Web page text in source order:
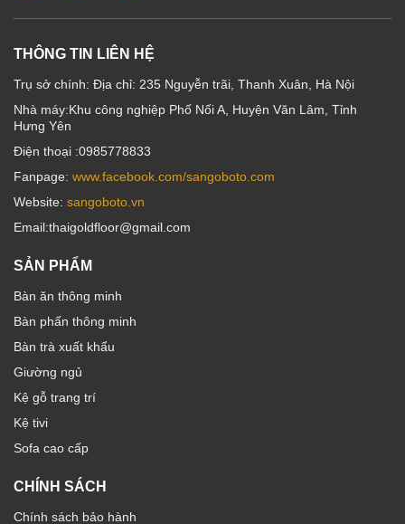
THÔNG TIN LIÊN HỆ
Trụ sở chính: Địa chỉ: 235 Nguyễn trãi, Thanh Xuân, Hà Nội
Nhà máy:Khu công nghiệp Phố Nối A, Huyện Văn Lâm, Tỉnh
Hưng Yên
Điện thoại :0985778833
Fanpage: www.facebook.com/sangoboto.com
Website: sangoboto.vn
Email:thaigoldfloor@gmail.com
SẢN PHẨM
Bàn ăn thông minh
Bàn phấn thông minh
Bàn trà xuất khẩu
Giường ngủ
Kệ gỗ trang trí
Kệ tivi
Sofa cao cấp
CHÍNH SÁCH
Chính sách bảo hành